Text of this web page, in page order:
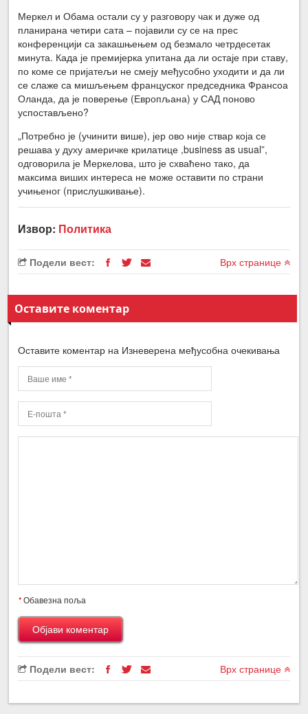
Меркел и Обама остали су у разговору чак и дуже од
планирана четири сата – појавили су се на прес
конференцији са закашњењем од безмало четрдесетак
минута. Када је премијерка упитана да ли остаје при ставу,
по коме се пријатељи не смеју међусобно уходити и да ли
се слаже са мишљењем француског председника Франсоа
Оланда, да је поверење (Европљана) у САД поново
успостављено?
„Потребно је (учинити више), јер ово није ствар која се
решава у духу америчке крилатице ,business as usual”,
одговорила је Меркелова, што је схваћено тако, да
максима виших интереса не може оставити по страни
учињеног (прислушкивање).
Извор: Политика
Подели вест: Врх странице
Оставите коментар
Оставите коментар на Изневерена међусобна очекивања
*Обавезна поља
Подели вест: Врх странице